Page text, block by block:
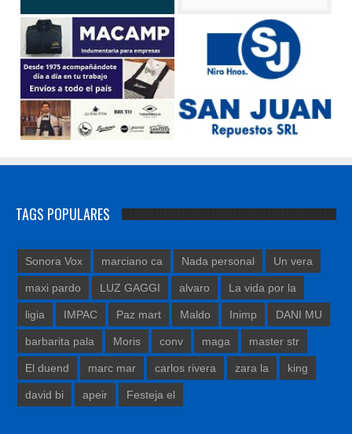
TAGS POPULARES
Sonora Vox marciano ca Nada personal Un vera
maxi pardo LUZ GAGGI alvaro La vida por la
ligia IMPAC Paz mart Maldo Inimp DANI MU
barbarita pala Moris conv maga master str
El duend marc mar carlos rivera zara la king
david bi apeir Festeja el